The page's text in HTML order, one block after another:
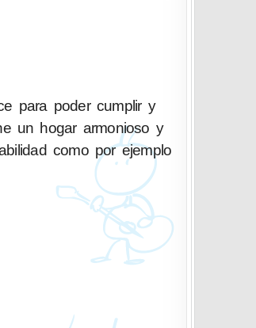
para poder cumplir y
un hogar armonioso y
como por ejemplo